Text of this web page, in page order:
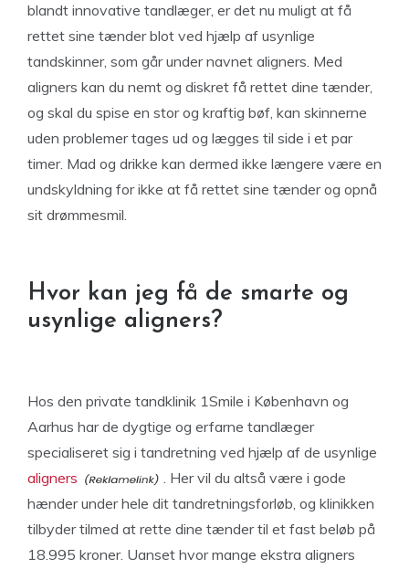
blandt innovative tandlæger, er det nu muligt at få
rettet sine tænder blot ved hjælp af usynlige
tandskinner, som går under navnet aligners. Med
aligners kan du nemt og diskret få rettet dine tænder,
og skal du spise en stor og kraftig bøf, kan skinnerne
uden problemer tages ud og lægges til side i et par
timer. Mad og drikke kan dermed ikke længere være en
undskyldning for ikke at få rettet sine tænder og opnå
sit drømmesmil.
Hvor kan jeg få de smarte og
usynlige aligners?
Hos den private tandklinik 1Smile i København og
Aarhus har de dygtige og erfarne tandlæger
specialiseret sig i tandretning ved hjælp af de usynlige
aligners
. Her vil du altså være i gode
hænder under hele dit tandretningsforløb, og klinikken
tilbyder tilmed at rette dine tænder til et fast beløb på
18.995 kroner. Uanset hvor mange ekstra aligners